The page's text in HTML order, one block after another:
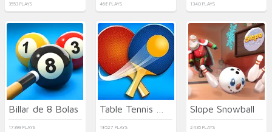
3553 PLAYS 468 PLAYS 1340 PLAYS
Billar de 8 Bolas
17399 PLAYS 18527 PLAYS
Slope Snowball
2435 PLAYS